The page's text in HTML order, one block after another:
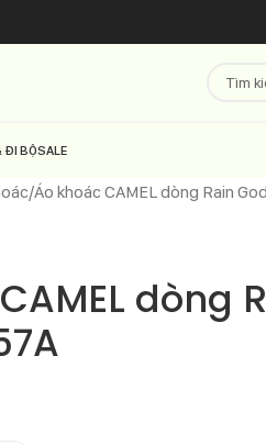
ĐI BỘSALE
Áo khoác CAMEL dòng Rain
dòng